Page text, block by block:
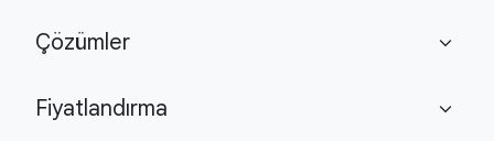
Çözümler expand_more
Fiyatlandırma expand_more